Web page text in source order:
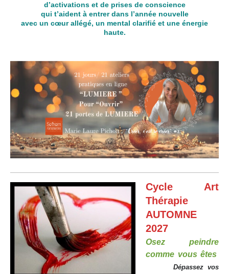
d’activations et de prises de conscience
qui t’aident à entrer dans l’année nouvelle
avec un cœur allégé, un mental clarifié et une énergie
haute.
Cycle Art
Thérapie
AUTOMNE
2027
Osez peindre
comme vous êtes
Dépassez vos